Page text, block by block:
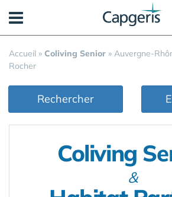
Accueil » Coliving Senior » Auvergne-
Rocher
Rechercher
Coliving
&